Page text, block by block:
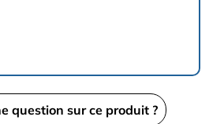
question sur ce produit ?